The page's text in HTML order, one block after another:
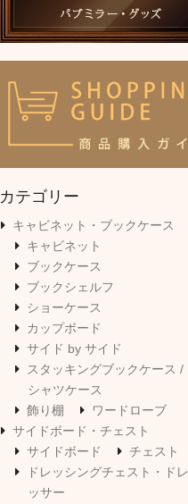
カテゴリー
キャビネット・ブックケース
キャビネット
ブックケース
ブックシェルフ
ショーケース
カップボード
サイド by サイド
スタッキングブックケース /
シャツケース
飾り棚
ワードローブ
サイドボード・チェスト
サイドボード
チェスト
ドレッシングチェスト・ドレ
ッサー